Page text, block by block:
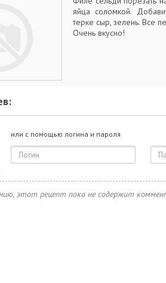
яйца соломкой.
терке сыр, зелень. Все
Очень вкусно!
или с помощью логина и пароля
этот рецепт пока не содержит